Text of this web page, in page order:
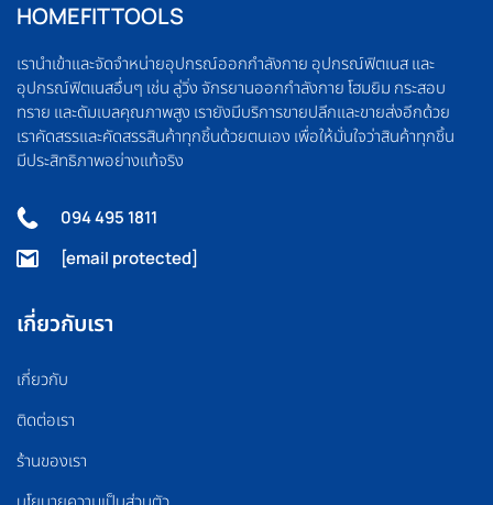
HOMEFITTOOLS
เรานำเข้าและจัดจำหน่ายอุปกรณ์ออกกำลังกาย อุปกรณ์ฟิตเนส และ
อุปกรณ์ฟิตเนสอื่นๆ เช่น ลู่วิ่ง จักรยานออกกำลังกาย โฮมยิม กระสอบ
ทราย และดัมเบลคุณภาพสูง เรายังมีบริการขายปลีกและขายส่งอีกด้วย
เราคัดสรรและคัดสรรสินค้าทุกชิ้นด้วยตนเอง เพื่อให้มั่นใจว่าสินค้าทุกชิ้น
มีประสิทธิภาพอย่างแท้จริง
094 495 1811
[email protected]
เกี่ยวกับเรา
เกี่ยวกับ
ติดต่อเรา
ร้านของเรา